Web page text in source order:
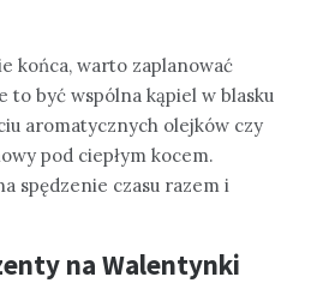
końca, warto zaplanować
to być wspólna kąpiel w blasku
aromatycznych olejków czy
pod ciepłym kocem.
spędzenie czasu razem i
na Walentynki